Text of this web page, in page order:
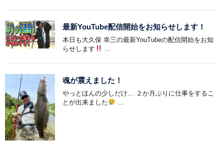
最新YouTube配信開始をお知らせします！
本日も大久保 幸三の最新YouTubeの配信開始をお知
らせします
魂が震えました！
やっとほんの少しだけ… ２か月ぶりに仕事をするこ
とが出来ました